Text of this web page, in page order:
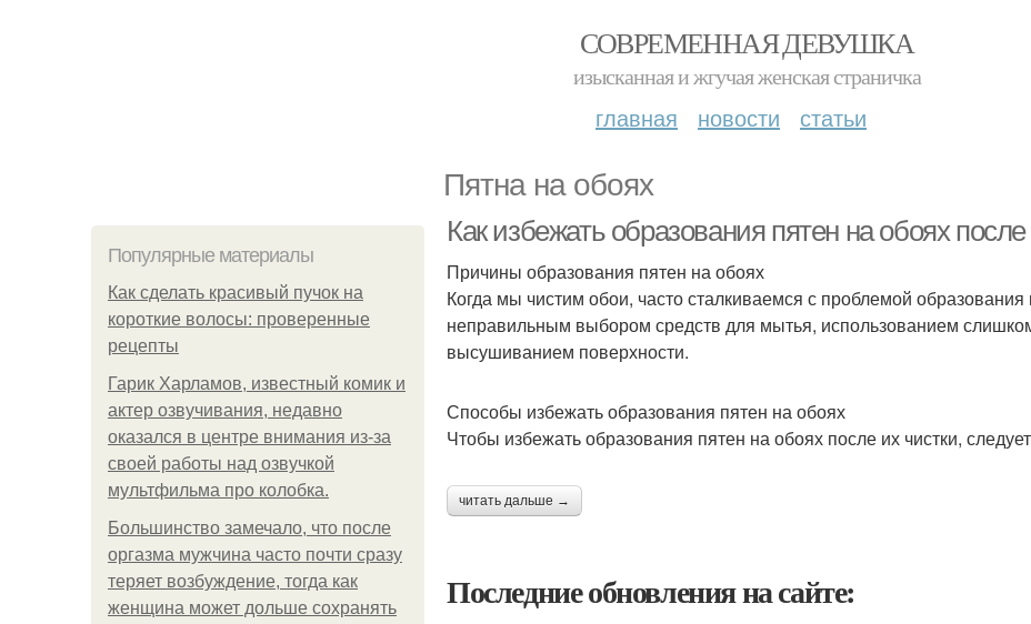
СОВРЕМЕННАЯ ДЕВУШКА
изысканная и жгучая женская страничка
главная новости статьи
Пятна на обоях
Популярные материалы
Как сделать красивый пучок на
короткие волосы: проверенные
рецепты
Гарик Харламов, известный комик и
актер озвучивания, недавно
оказался в центре внимания из-за
своей работы над озвучкой
мультфильма про колобка.
Большинство замечало, что после
оргазма мужчина часто почти сразу
теряет возбуждение, тогда как
женщина может дольше сохранять
Как избежать образования пятен на обоях после
Причины образования пятен на обоях
Когда мы чистим обои, часто сталкиваемся с проблемой
неправильным выбором средств для мытья, использованием
высушиванием поверхности.
Способы избежать образования пятен на обоях
Чтобы избежать образования пятен на обоях после их чистки,
читать дальше →
Последние обновления на сайте: